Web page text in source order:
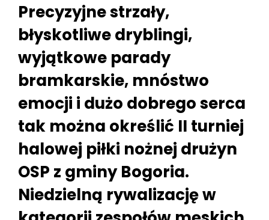
Precyzyjne strzały,
błyskotliwe dryblingi,
wyjątkowe parady
bramkarskie, mnóstwo
emocji i dużo dobrego serca
tak można określić II turniej
halowej piłki nożnej drużyn
OSP z gminy Bogoria.
Niedzielną rywalizację w